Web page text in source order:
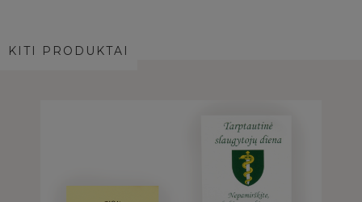
KITI PRODUKTAI